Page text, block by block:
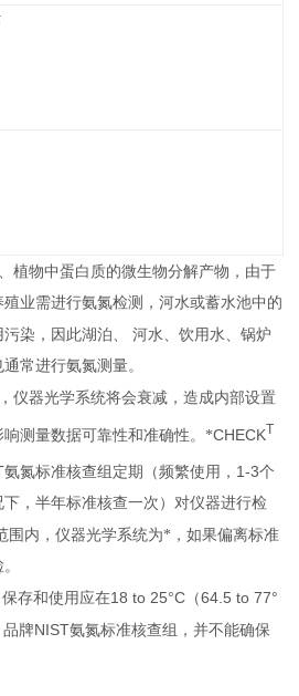
植物中蛋白质的微生物分解产物，由于
业需进行氨氮检测，河水或蓄水池中的
染，因此湖泊、
河水、饮用水、锅炉
常进行氨氮测量。
仪器光学系统将会衰减，造成内部设置
测量数据可靠性和准确性。*CHECKT
氨氮标准核查组定期（频繁使用， 1-3个
，半年标准核查一次）对仪器进行检
围内，仪器光学系统为*，如果偏离标准
存和使用应在18 to 25°C （64.5 to 77°
品牌NIST氨氮标准核查组，并不能确保